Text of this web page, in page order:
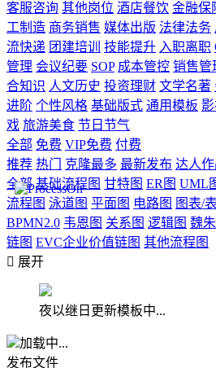
客服咨询 其他岗位 酒店餐饮 金融保
工制造 商务销售 媒体出版 法律法务
流快递 团建培训 技能提升 入职离职
管理 会议纪要 SOP 成本管控 销售管
合知识 人文历史 投资理财 文学名著
进阶 个性风格 基础版式 通用模板
戏 旅游美食 节日节气
全部 免费 VIP免费 付费
推荐 热门 克隆最多 最新发布 达人
全部 基础流程图 甘特图 ER图 UML
流程图 泳道图 平面图 电路图 图表/
BPMN2.0 韦恩图 关系图 逻辑图 魏
链图 EVC企业价值链图 其他流程图
 展开
夜以继日更新模板中...
加载中...
发布文件